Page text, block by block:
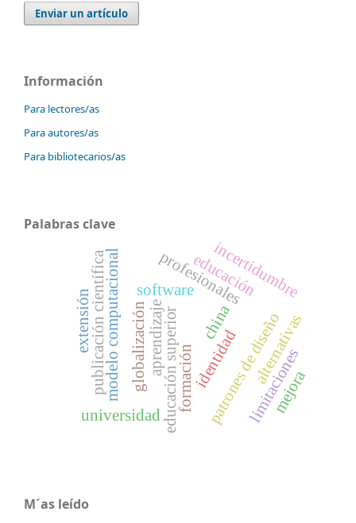
Enviar un artículo
Información
Para lectores/as
Para autores/as
Para bibliotecarios/as
Palabras clave
china
educación superior
globalización identidad
modelo computacional patrones de diseño
software
publicación científica
universidad
formación
profesionales
aprendizaje
extensión alternativas
limitaciones
mejora
educación
incertidumbre
M´as leído